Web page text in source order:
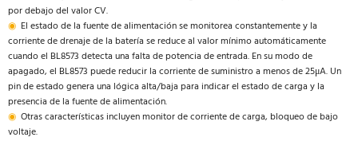
por debajo del valor CV.
◉ El estado de la fuente de alimentación se monitorea constantemente y la
corriente de drenaje de la batería se reduce al valor mínimo automáticamente
cuando el BL8573 detecta una falta de potencia de entrada. En su modo de
apagado, el BL8573 puede reducir la corriente de suministro a menos de 25μA. Un
pin de estado genera una lógica alta/baja para indicar el estado de carga y la
presencia de la fuente de alimentación.
◉ Otras características incluyen monitor de corriente de carga, bloqueo de bajo
voltaje.